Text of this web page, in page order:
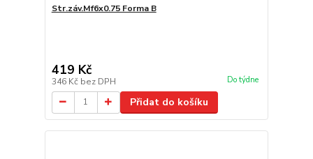
Str.záv.Mf6x0.75 Forma B
419 Kč
346 Kč bez DPH Do týdne
Přidat do košíku